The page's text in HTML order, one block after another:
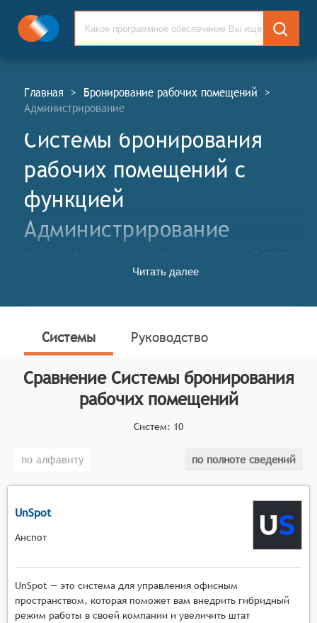
Главная > Бронирование рабочих помещений >
Администрирование
Системы бронирования
рабочих помещений c
функцией
Администрирование
Системы бронирования рабочих помещений (СБРМ,
англ. Meeting Rooms Booking Systems, WRB)
рабочем пространстве. Данные решения позволяют
свободные рабочие пространства на интерактивной
карте (плане этажа) компании, принимая в учёт
вместимость и оснащённость мест необходимым
рабочим инвентарём.
определяет конкретные функциональные критерии
на рынке Системы бронирования рабочих
помещений, системы должны иметь следующие
отображение интерактивного плана этажей с
рабочими пространствами, позволяющее
визуально оценить доступность помещений,
возможность фильтрации помещений по
критериям вместимости и оснащённости
необходимым оборудованием и инвентарём,
Читать далее
Системы Руководство
Сравнение Системы бронирования
рабочих помещений
Систем: 10
по алфавиту по полноте сведений
UnSpot
Анспот
UnSpot — это система для управления офисным
пространством, которая поможет вам внедрить гибридный
режим работы в своей компании и увеличить штат